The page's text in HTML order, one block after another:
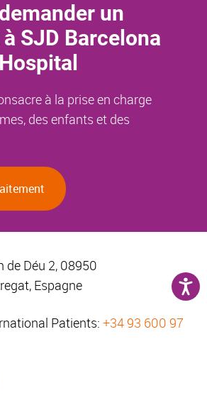
un
SJD Barcelona
à la prise en charge
des enfants et des
de Déu 2, 08950
Espagne
Patients: +34 93 600 97